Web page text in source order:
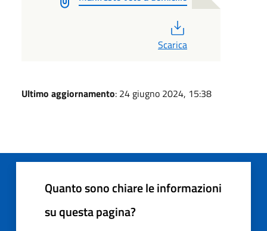
Scarica
Ultimo aggiornamento: 24 giugno 2024, 15:38
Quanto sono chiare le informazioni
su questa pagina?